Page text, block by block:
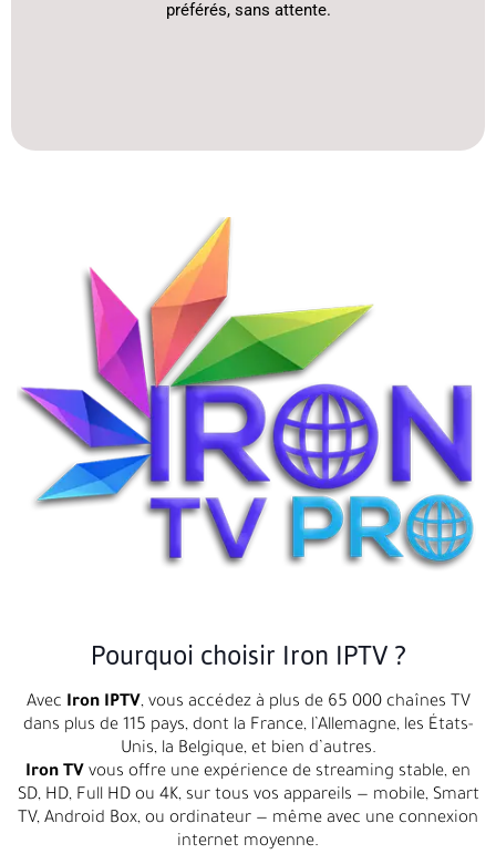
préférés, sans attente.
Pourquoi choisir Iron IPTV ?
Avec Iron IPTV, vous accédez à plus de 65 000 chaînes TV
dans plus de 115 pays, dont la France, l’Allemagne, les États-
Unis, la Belgique, et bien d’autres.
Iron TV vous offre une expérience de streaming stable, en
SD, HD, Full HD ou 4K, sur tous vos appareils — mobile, Smart
TV, Android Box, ou ordinateur — même avec une connexion
internet moyenne.